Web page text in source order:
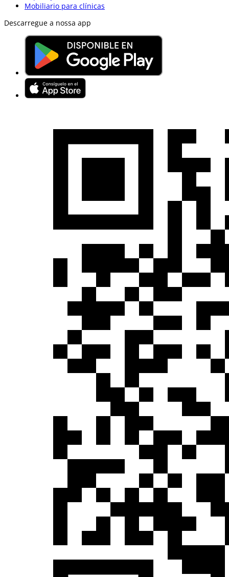
Mobiliario para clínicas
Descarregue a nossa app